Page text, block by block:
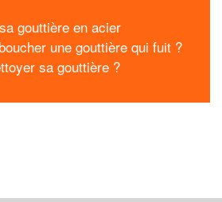
gouttière en acier
une gouttière qui fuit ?
sa gouttière ?